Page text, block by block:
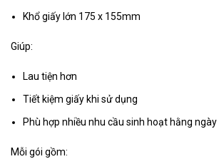
Khổ giấy lớn 175 x 155mm
Giúp:
Lau tiện hơn
Tiết kiệm giấy khi sử dụng
Phù hợp nhiều nhu cầu sinh hoạt hằng ngày
Mỗi gói gồm: